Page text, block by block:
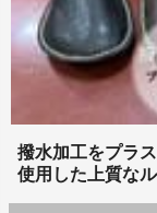
撥水加工をプラ
使用した上質な